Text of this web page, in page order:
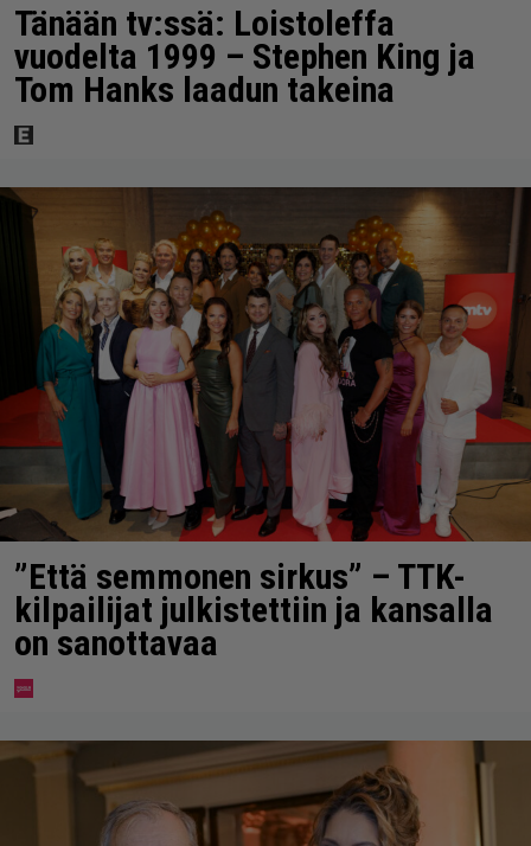
Tänään tv:ssä: Loistoleffa
vuodelta 1999 – Stephen King ja
Tom Hanks laadun takeina
”Että semmonen sirkus” – TTK-
kilpailijat julkistettiin ja kansalla
on sanottavaa